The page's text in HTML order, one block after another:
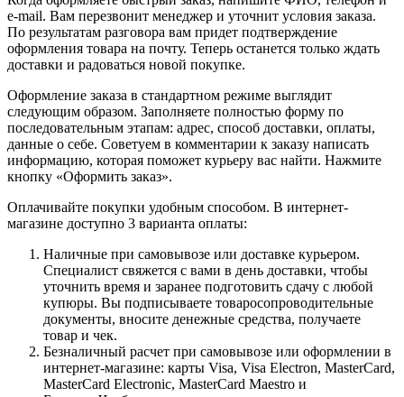
e-mail. Вам перезвонит менеджер и уточнит условия заказа.
По результатам разговора вам придет подтверждение
оформления товара на почту. Теперь останется только ждать
доставки и радоваться новой покупке.
Оформление заказа в стандартном режиме выглядит
следующим образом. Заполняете полностью форму по
последовательным этапам: адрес, способ доставки, оплаты,
данные о себе. Советуем в комментарии к заказу написать
информацию, которая поможет курьеру вас найти. Нажмите
кнопку «Оформить заказ».
Оплачивайте покупки удобным способом. В интернет-
магазине доступно 3 варианта оплаты:
Наличные при самовывозе или доставке курьером.
Специалист свяжется с вами в день доставки, чтобы
уточнить время и заранее подготовить сдачу с любой
купюры. Вы подписываете товаросопроводительные
документы, вносите денежные средства, получаете
товар и чек.
Безналичный расчет при самовывозе или оформлении в
интернет-магазине: карты Visa, Visa Electron, MasterCard,
MasterCard Electronic, MasterCard Maestro и